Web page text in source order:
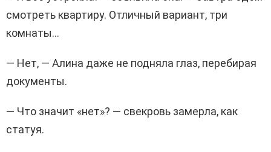
смотреть квартиру. Отличный вариант, три
комнаты…
— Нет, — Алина даже не подняла глаз, перебирая
документы.
— Что значит «нет»? — свекровь замерла, как
статуя.